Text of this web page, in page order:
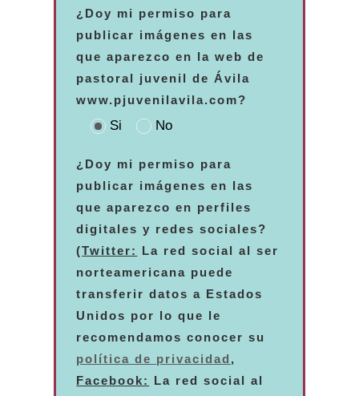
¿Doy mi permiso para
publicar imágenes en las
que aparezco en la web de
pastoral juvenil de Ávila
www.pjuvenilavila.com?
Si No
¿Doy mi permiso para
publicar imágenes en las
que aparezco en perfiles
digitales y redes sociales?
(Twitter:
La red social al ser
norteamericana puede
transferir datos a Estados
Unidos por lo que le
recomendamos conocer su
política de privacidad ,
Facebook:
La red social al